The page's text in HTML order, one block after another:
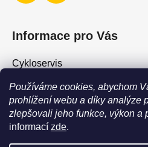
Používáme cookies, abychom
prohlížení webu a díky analýze
zlepšovali jeho funkce, výkon a
informací zde.
Informace pro Vás
Cykloservis
Skiservis
Obchodní podmínky
Podmínky ochrany osobních